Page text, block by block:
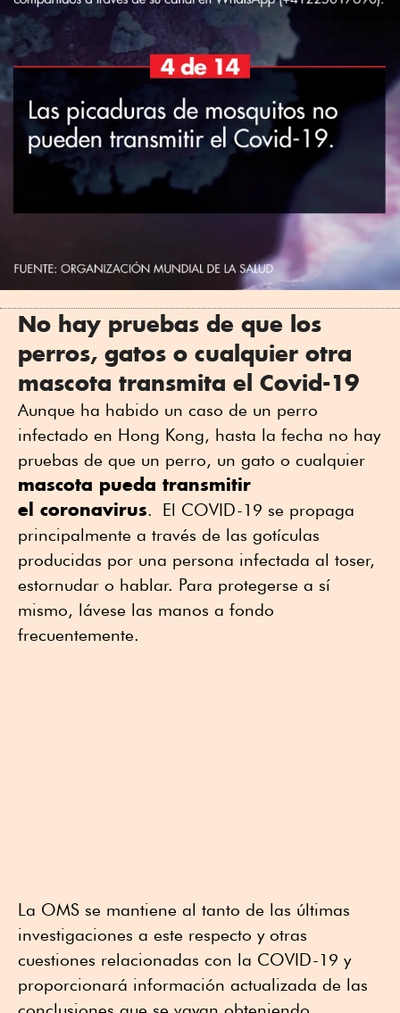
No hay pruebas de que los
perros, gatos o cualquier otra
mascota transmita el Covid-19
Aunque ha habido un caso de un perro
infectado en Hong Kong, hasta la fecha no hay
pruebas de que un perro, un gato o cualquier
mascota pueda transmitir
el coronavirus. El COVID-19 se propaga
principalmente a través de las gotículas
producidas por una persona infectada al toser,
estornudar o hablar. Para protegerse a sí
mismo, lávese las manos a fondo
frecuentemente.
La OMS se mantiene al tanto de las últimas
investigaciones a este respecto y otras
cuestiones relacionadas con la COVID-19 y
proporcionará información actualizada de las
conclusiones que se vayan obteniendo.